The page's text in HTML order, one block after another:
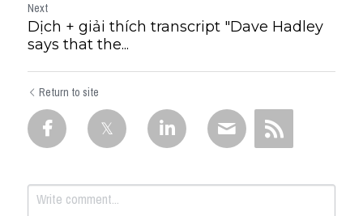
Next
Dịch + giải thích transcript "Dave Hadley
says that the...
Return to site